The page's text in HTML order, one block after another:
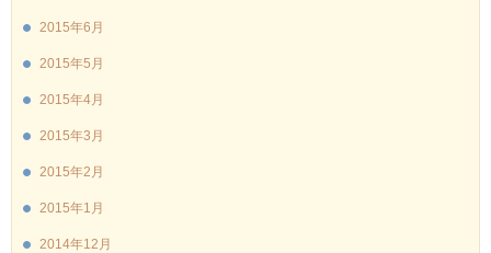
2015年6月
2015年5月
2015年4月
2015年3月
2015年2月
2015年1月
2014年12月